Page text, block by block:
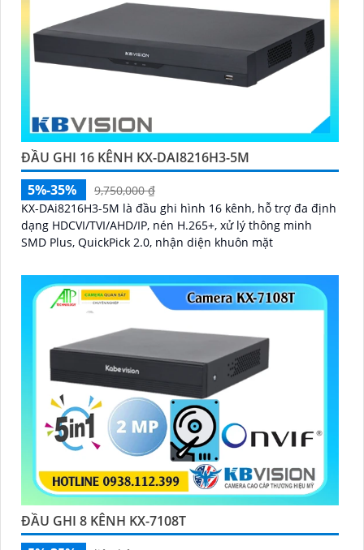
ĐẦU GHI 16 KÊNH KX-DAI8216H3-5M
5%-35%
9,750,000 ₫
KX-DAi8216H3-5M là đầu ghi hình 16 kênh, hỗ trợ đa định
dạng HDCVI/TVI/AHD/IP, nén H.265+, xử lý thông minh
SMD Plus, QuickPick 2.0, nhận diện khuôn mặt
ĐẦU GHI 8 KÊNH KX-7108T